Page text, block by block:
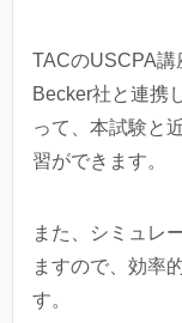
TACのUSCPA講
Becker社と連携
って、本試験と
習ができます。
また、シミュレ
ますので、効率
す。